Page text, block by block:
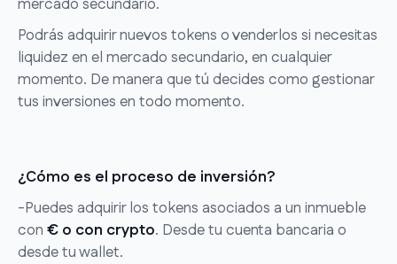
Podrás adquirir nuevos tokens o venderlos si necesitas
liquidez en el mercado secundario, en cualquier
momento. De manera que tú decides como gestionar
tus inversiones en todo momento.
¿Cómo es el proceso de inversión?
-Puedes adquirir los tokens asociados a un inmueble
con € o con crypto. Desde tu cuenta bancaria o
desde tu wallet.